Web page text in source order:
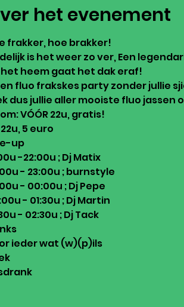
het evenement
frakker, hoe brakker!
is het weer zo ver, Een
heem gaat het dak eraf!
fluo frakskes party zonder jullie
dus jullie aller mooiste fluo jassen
VÓÓR 22u, gratis!
5 euro
up
-22:00u ; Dj Matix
- 23:00u ; burnstyle
- 00:00u ; Dj Pepe
- 01:30u ; Dj Martin
- 02:30u ; Dj Tack
ieder wat (w)(p)ils